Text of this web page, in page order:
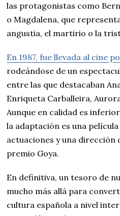
las protagonistas como
o Magdalena, que
angustia, el martirio o la
En 1987, fue llevada al cine
rodeándose de un
entre las que destacaban
Enriqueta Carballeira,
Aunque en calidad es
la adaptación es una
actuaciones y una dirección
premio Goya.
En definitiva, un tesoro de
mucho más allá para
cultura española a nivel